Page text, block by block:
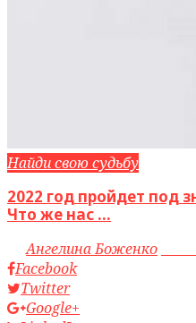
Найди свою судьбу
2022 год пройдет под
Что же нас ...
byАнгелина Боженко
Facebook
Twitter
Google+